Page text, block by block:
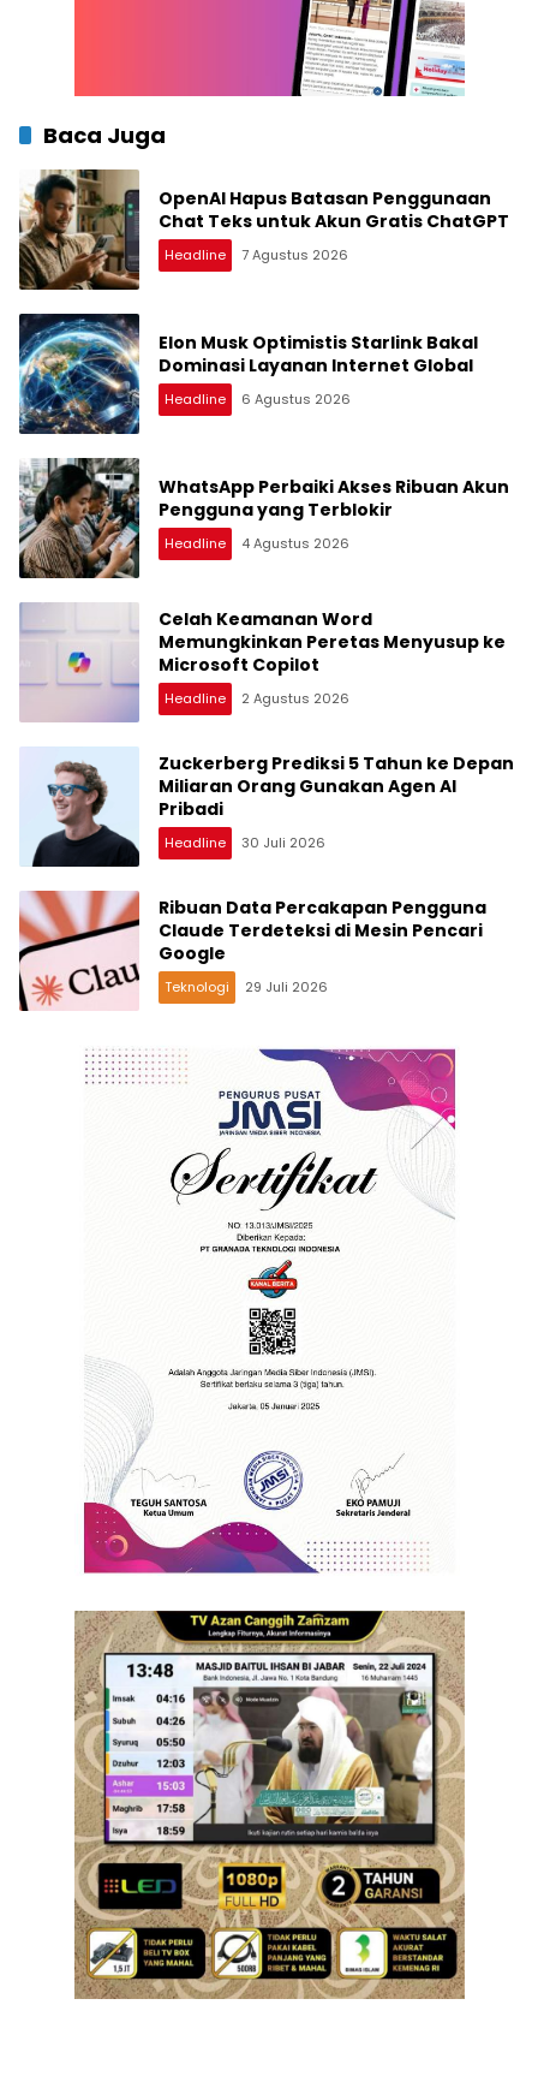
Baca Juga
OpenAI Hapus Batasan Penggunaan
Chat Teks untuk Akun Gratis ChatGPT
Headline 7 Agustus 2026
Elon Musk Optimistis Starlink Bakal
Dominasi Layanan Internet Global
Headline 6 Agustus 2026
WhatsApp Perbaiki Akses Ribuan Akun
Pengguna yang Terblokir
Headline 4 Agustus 2026
Celah Keamanan Word
Memungkinkan Peretas Menyusup ke
Microsoft Copilot
Headline 2 Agustus 2026
Zuckerberg Prediksi 5 Tahun ke Depan
Miliaran Orang Gunakan Agen AI
Pribadi
Headline 30 Juli 2026
Ribuan Data Percakapan Pengguna
Claude Terdeteksi di Mesin Pencari
Google
Teknologi 29 Juli 2026